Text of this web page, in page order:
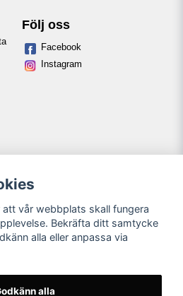
Följ oss
Facebook
Instagram
Våra partners
vår webbplats skall fungera
Bekräfta ditt samtycke
alla eller anpassa via
alla